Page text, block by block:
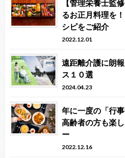
【管理栄養士監
るお正月料理を
シピをご紹介
2022.12.01
遠距離介護に朗
ス１０選
2024.04.23
年に一度の「行
高齢者の方も楽
ー
2022.12.16